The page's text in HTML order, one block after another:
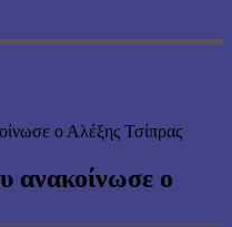
ο Αλέξης Τσίπρας
ανακοίνωσε ο